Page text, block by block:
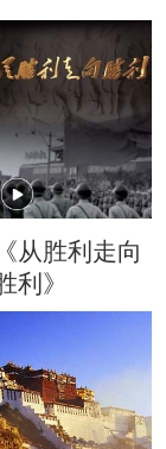
《从胜利走向
利》